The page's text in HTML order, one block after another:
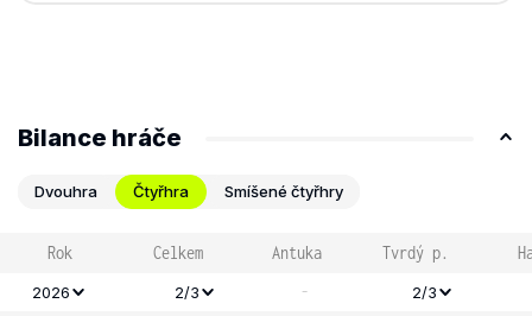
Bilance hráče
Dvouhra Čtyřhra Smíšené čtyřhry
Rok Celkem Antuka Tvrdý p.
2026 2/3 -
2/3